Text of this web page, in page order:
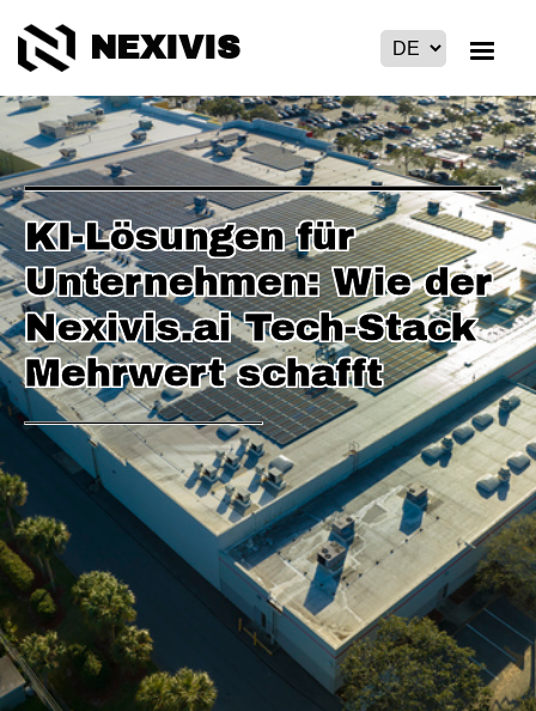
NEXIVIS
KI-Lösungen für
Unternehmen: Wie der
Nexivis.ai Tech-Stack
Mehrwert schafft